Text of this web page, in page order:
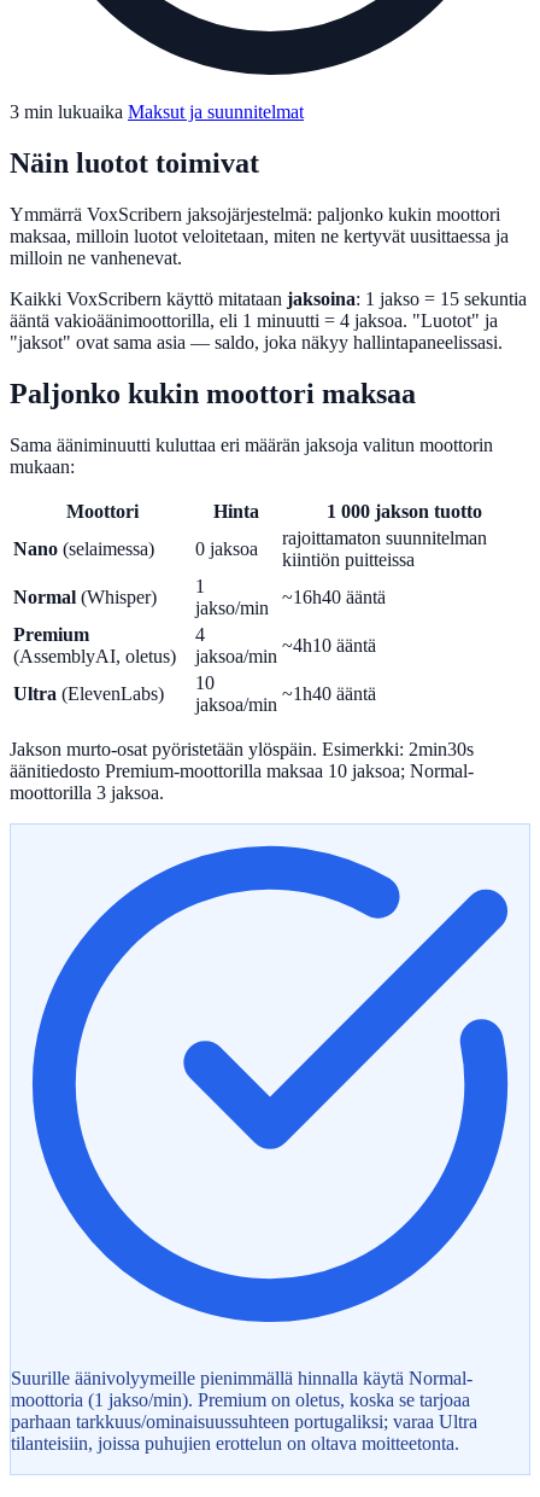
3 min lukuaika Maksut ja suunnitelmat
Näin luotot toimivat
Ymmärrä VoxScribern jaksojärjestelmä: paljonko kukin moottori
maksaa, milloin luotot veloitetaan, miten ne kertyvät uusittaessa ja
milloin ne vanhenevat.
Kaikki VoxScribern käyttö mitataan jaksoina: 1 jakso = 15 sekuntia
ääntä vakioäänimoottorilla, eli 1 minuutti = 4 jaksoa. "Luotot" ja
"jaksot" ovat sama asia — saldo, joka näkyy hallintapaneelissasi.
Paljonko kukin moottori maksaa
Sama ääniminuutti kuluttaa eri määrän jaksoja valitun moottorin
mukaan:
Moottori Hinta
1 000 jakson tuotto
Nano (selaimessa) 0 jaksoa
rajoittamaton suunnitelman
kiintiön puitteissa
Normal (Whisper)
1
jakso/min
~16h40 ääntä
Premium
(AssemblyAI, oletus)
4
jaksoa/min
~4h10 ääntä
Ultra (ElevenLabs)
10
jaksoa/min
~1h40 ääntä
Jakson murto-osat pyöristetään ylöspäin. Esimerkki: 2min30s
äänitiedosto Premium-moottorilla maksaa 10 jaksoa; Normal-
moottorilla 3 jaksoa.
Suurille äänivolyymeille pienimmällä hinnalla käytä Normal-
moottoria (1 jakso/min). Premium on oletus, koska se tarjoaa
parhaan tarkkuus/ominaisuussuhteen portugaliksi; varaa Ultra
tilanteisiin, joissa puhujien erottelun on oltava moitteetonta.